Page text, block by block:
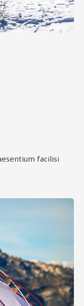
facilisi